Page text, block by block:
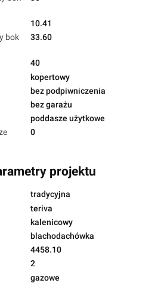
10.41
bok
33.60
40
kopertowy
bez podpiwniczenia
bez garażu
poddasze użytkowe
0
projektu
tradycyjna
teriva
kalenicowy
blachodachówka
4458.10
2
gazowe